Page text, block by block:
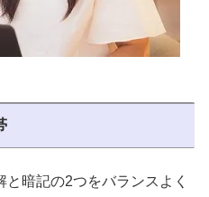
暗記の2つをバランスよく